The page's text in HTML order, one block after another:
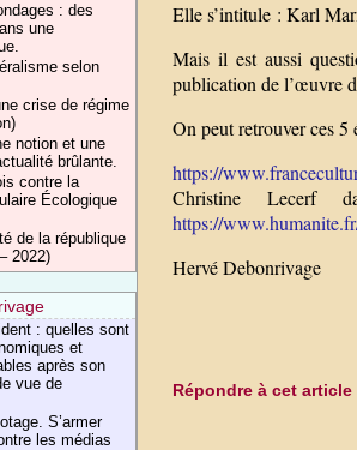
: des
une
selon
crise de régime
notion et une
brûlante.
contre la
Écologique
de la république
2022)
: quelles sont
et
après son
vue de
S’armer
les médias
Elle s’intitule : Karl
Mais il est aussi
publication de l’œuvre
On peut retrouver ces
https://
Christine Lecerf
https://
Hervé Debonrivage
Répondre à cet article